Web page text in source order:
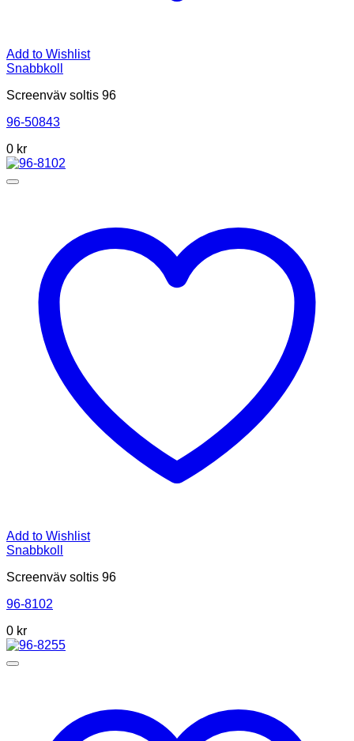
Add to Wishlist
Snabbkoll
Screenväv soltis 96
96-50843
0 kr
Add to Wishlist
Snabbkoll
Screenväv soltis 96
96-8102
0 kr